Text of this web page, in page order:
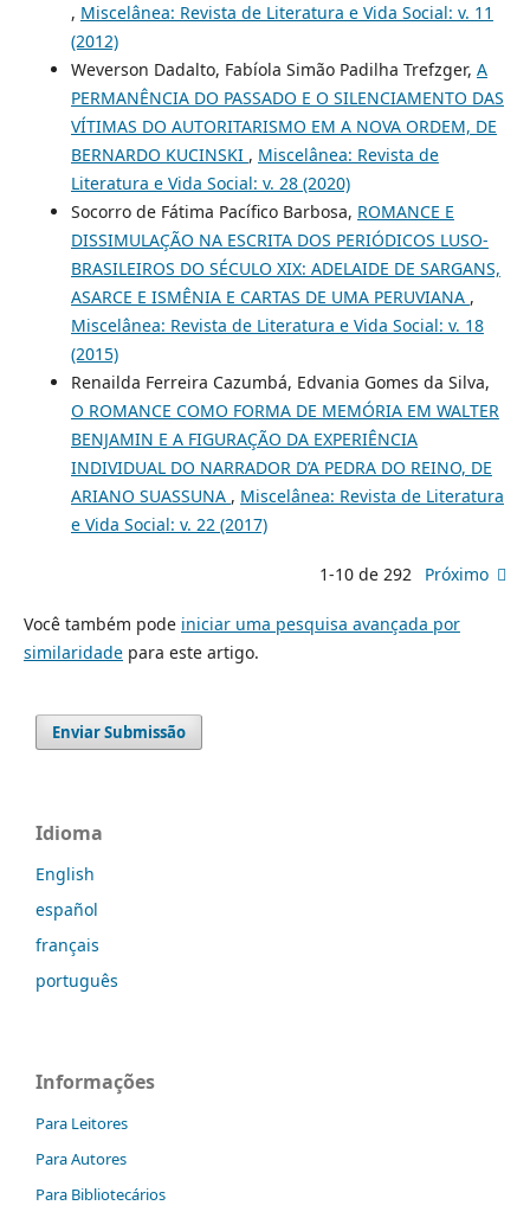
, Miscelânea: Revista de Literatura e Vida Social: v. 11
(2012)
Weverson Dadalto, Fabíola Simão Padilha Trefzger, A
PERMANÊNCIA DO PASSADO E O SILENCIAMENTO DAS
VÍTIMAS DO AUTORITARISMO EM A NOVA ORDEM, DE
BERNARDO KUCINSKI , Miscelânea: Revista de
Literatura e Vida Social: v. 28 (2020)
Socorro de Fátima Pacífico Barbosa, ROMANCE E
DISSIMULAÇÃO NA ESCRITA DOS PERIÓDICOS LUSO-
BRASILEIROS DO SÉCULO XIX: ADELAIDE DE SARGANS,
ASARCE E ISMÊNIA E CARTAS DE UMA PERUVIANA ,
Miscelânea: Revista de Literatura e Vida Social: v. 18
(2015)
Renailda Ferreira Cazumbá, Edvania Gomes da Silva,
O ROMANCE COMO FORMA DE MEMÓRIA EM WALTER
BENJAMIN E A FIGURAÇÃO DA EXPERIÊNCIA
INDIVIDUAL DO NARRADOR D’A PEDRA DO REINO, DE
ARIANO SUASSUNA , Miscelânea: Revista de Literatura
e Vida Social: v. 22 (2017)
1-10 de 292 Próximo
Você também pode iniciar uma pesquisa avançada por
similaridadepara este artigo.
Enviar Submissão
Idioma
English
español
français
português
Informações
Para Leitores
Para Autores
Para Bibliotecários